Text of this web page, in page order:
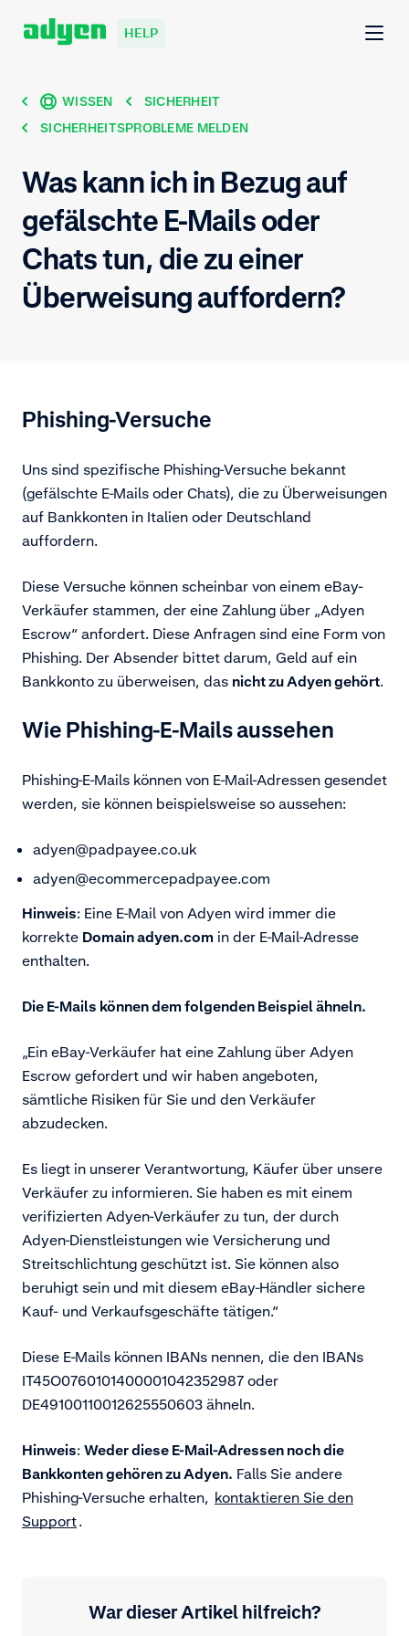
HELP
WISSEN
SICHERHEIT
SICHERHEITSPROBLEME MELDEN
Was kann ich in Bezug auf
gefälschte E-Mails oder
Chats tun, die zu einer
Überweisung auffordern?
Phishing-Versuche
Uns sind spezifische Phishing-Versuche bekannt
(gefälschte E-Mails oder Chats), die zu Überweisungen
auf Bankkonten in Italien oder Deutschland
auffordern.
Diese Versuche können scheinbar von einem eBay-
Verkäufer stammen, der eine Zahlung über „Adyen
Escrow“ anfordert. Diese Anfragen sind eine Form von
Phishing. Der Absender bittet darum, Geld auf ein
Bankkonto zu überweisen, das nicht zu Adyen gehört.
Wie Phishing-E-Mails aussehen
Phishing-E-Mails können von E-Mail-Adressen gesendet
werden, sie können beispielsweise so aussehen:
adyen@padpayee.co.uk
adyen@e­commerce­padpayee.com
Hinweis: Eine E-Mail von Adyen wird immer die
korrekte Domain adyen.com in der E-Mail-Adresse
enthalten.
Die E-Mails können dem folgenden Beispiel ähneln.
„Ein eBay-Verkäufer hat eine Zahlung über Adyen
Escrow gefordert und wir haben angeboten,
sämtliche Risiken für Sie und den Verkäufer
abzudecken.
Es liegt in unserer Verantwortung, Käufer über unsere
Verkäufer zu informieren. Sie haben es mit einem
verifizierten Adyen-Verkäufer zu tun, der durch
Adyen-Dienstleistungen wie Versicherung und
Streitschlichtung geschützt ist. Sie können also
beruhigt sein und mit diesem eBay-Händler sichere
Kauf- und Verkaufsgeschäfte tätigen.“
Diese E-Mails können IBANs nennen, die den IBANs
IT45O0760101400001042352987 oder
DE49100110012625550603 ähneln.
Hinweis: Weder diese E-Mail-Adressen noch die
Bankkonten gehören zu Adyen. Falls Sie andere
Phishing-Versuche erhalten, kontaktieren Sie den
Support.
War dieser Artikel hilfreich?